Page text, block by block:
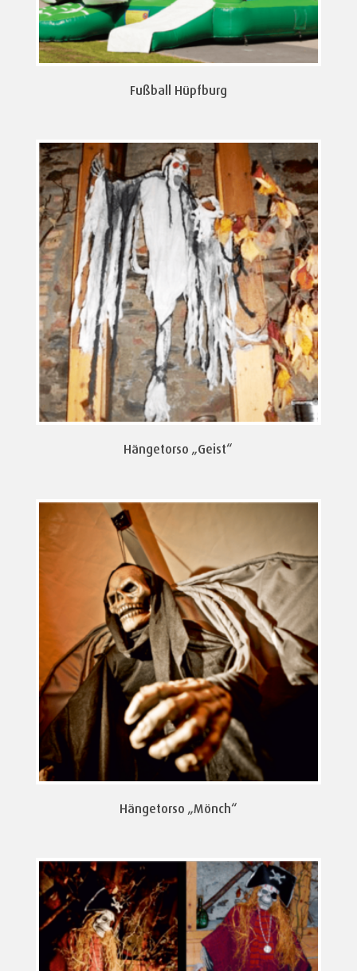
Fußball Hüpfburg
Hängetorso „Geist“
Hängetorso „Mönch“